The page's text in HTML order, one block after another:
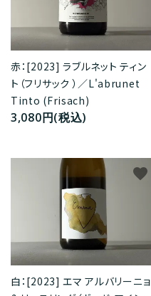
赤：[2023] ラブルネット ティン
ト（フリサック ）／L'abrunet
Tinto (Frisach)
3,080円(税込)
白：[2023] エマ アルバリーニョ
favorite